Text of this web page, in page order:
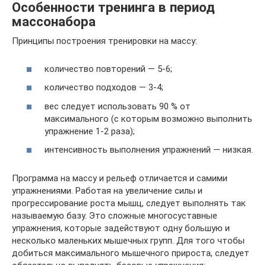
Особенности тренинга в период
массонабора
Принципы построения тренировки на массу:
количество повторений — 5-6;
количество подходов — 3-4;
вес следует использовать 90 % от
максимального (с которым возможно выполнить
упражнение 1-2 раза);
интенсивность выполнения упражнений — низкая.
Программа на массу и рельеф отличается и самими
упражнениями. Работая на увеличение силы и
прогрессирование роста мышц, следует выполнять так
называемую базу. Это сложные многосуставные
упражнения, которые задействуют одну большую и
несколько маленьких мышечных групп. Для того чтобы
добиться максимального мышечного прироста, следует